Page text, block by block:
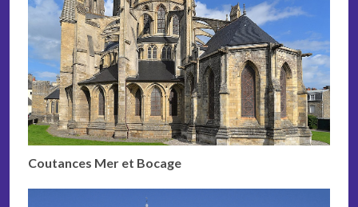
Coutances Mer et Bocage